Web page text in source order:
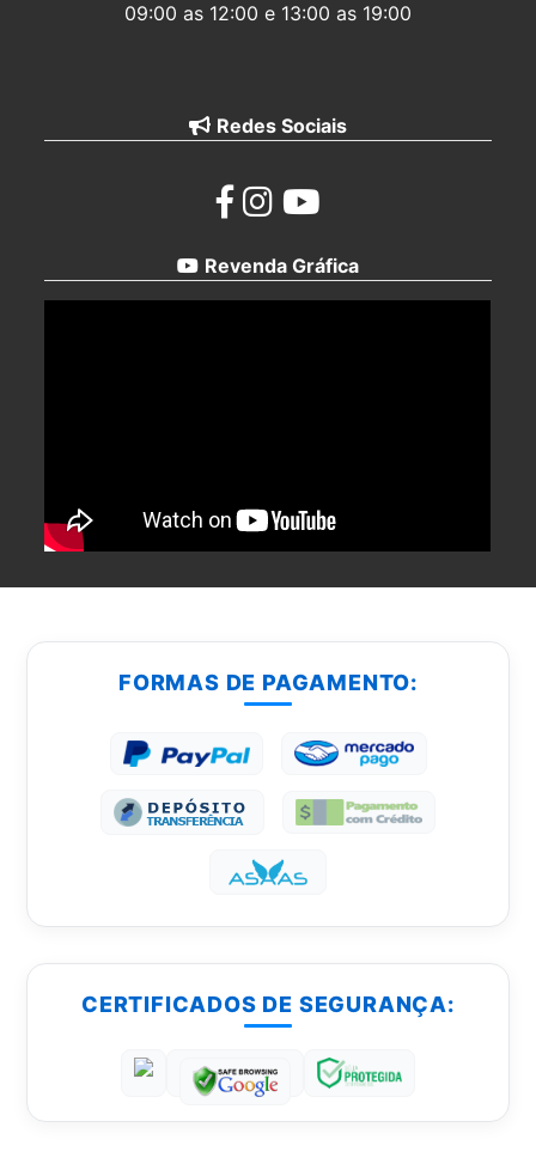
09:00 as 12:00 e 13:00 as 19:00
Redes Sociais
Revenda Gráfica
FORMAS DE PAGAMENTO:
CERTIFICADOS DE SEGURANÇA: